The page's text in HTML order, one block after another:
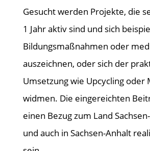
Gesucht werden Projekte, die
1 Jahr aktiv sind und sich
Bildungsmaßnahmen oder
auszeichnen, oder sich der
Umsetzung wie Upcycling oder
widmen. Die eingereichten
einen Bezug zum Land
und auch in Sachsen-Anhalt